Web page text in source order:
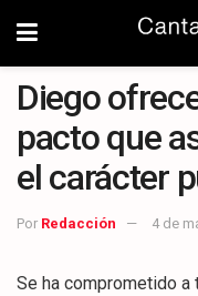
Diego
pacto que
el carácter
Por Redacción 4 de
Se ha comprometido a